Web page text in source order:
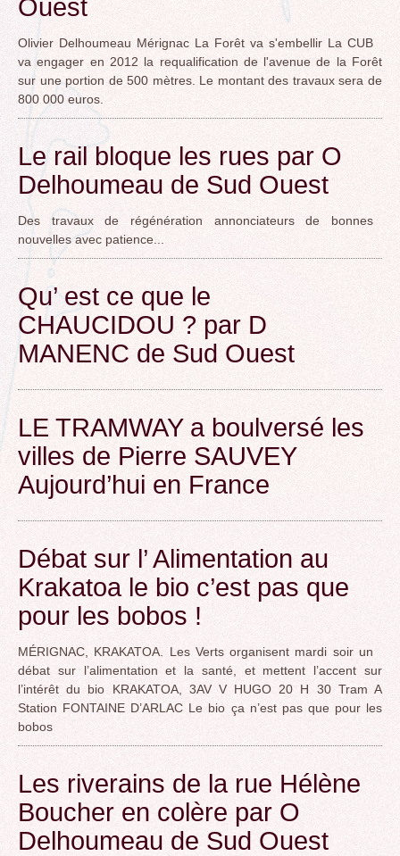
Ouest
Olivier Delhoumeau Mérignac La Forêt va s'embellir La CUB
va engager en 2012 la requalification de l'avenue de la Forêt
sur une portion de 500 mètres. Le montant des travaux sera de
800 000 euros.
Le rail bloque les rues par O
Delhoumeau de Sud Ouest
Des travaux de régénération annonciateurs de bonnes
nouvelles avec patience...
Qu’ est ce que le
CHAUCIDOU ? par D
MANENC de Sud Ouest
LE TRAMWAY a boulversé les
villes de Pierre SAUVEY
Aujourd’hui en France
Débat sur l’ Alimentation au
Krakatoa le bio c’est pas que
pour les bobos !
MÉRIGNAC, KRAKATOA. Les Verts organisent mardi soir un
débat sur l’alimentation et la santé, et mettent l’accent sur
l’intérêt du bio KRAKATOA, 3AV V HUGO 20 H 30 Tram A
Station FONTAINE D’ARLAC Le bio ça n’est pas que pour les
bobos
Les riverains de la rue Hélène
Boucher en colère par O
Delhoumeau de Sud Ouest